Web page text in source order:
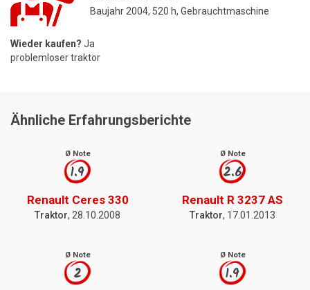
Baujahr 2004, 520 h, Gebrauchtmaschine
Wieder kaufen? Ja
problemloser traktor
Ähnliche Erfahrungsberichte
Ø Note
1.9
Renault Ceres 330
Traktor, 28.10.2008
Ø Note
2.6
Renault R 3237 AS
Traktor, 17.01.2013
Ø Note
2
Ø Note
1.9